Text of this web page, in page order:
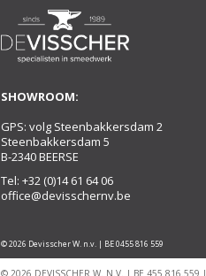
SHOWROOM:
GPS: volg Steenbakkersdam 2
Steenbakkersdam 5
B-2340 BEERSE
Tel: +32 (0)14 61 64 06
office@devisschernv.be
© 2026 Devisscher W. n.v. | BE 0455 816 559
© 2026 DEVISSCHER W. N.V. | BE 455.816.559 |